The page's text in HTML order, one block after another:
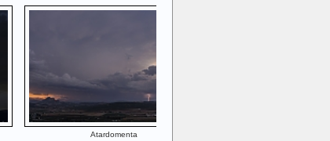
Atardomenta